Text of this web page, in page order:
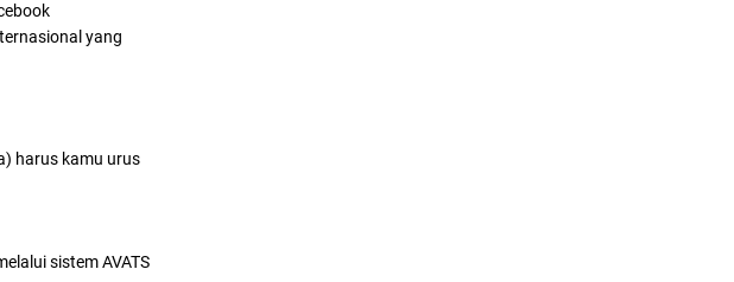
yang
harus kamu urus
sistem AVATS